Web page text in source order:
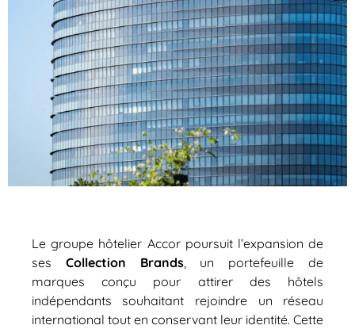
Le groupe hôtelier Accorpoursuit l’expansion de
ses Collection Brands, un portefeuille de
marques conçu pour attirer des hôtels
indépendants souhaitant rejoindre un réseau
international tout en conservant leur identité. Cette